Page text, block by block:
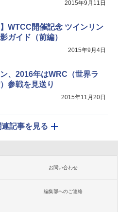
2015年9月11日
】WTCC開催記念 ツインリン
ガイド（前編）
2015年9月4日
、2016年はWRC（世界ラ
参戦を見送り
2015年11月20日
連記事を見る
お問い合わせ
編集部へのご連絡